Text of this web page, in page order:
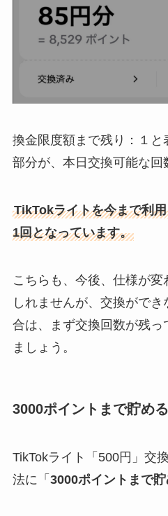
換金限度額まで残り：１
部分が、本日交換可能な回
TikTokライトを今まで利
1回となっています。
こちらも、今後、仕様が変
しれませんが、交換がで
合は、まず交換回数が残っ
ましょう。
3000ポイントまで貯める
TikTokライト「500円」交
法に「 3000ポイントまで